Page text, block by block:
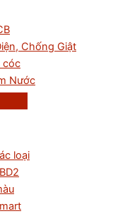
Chống Giật
cóc
Nước
loại